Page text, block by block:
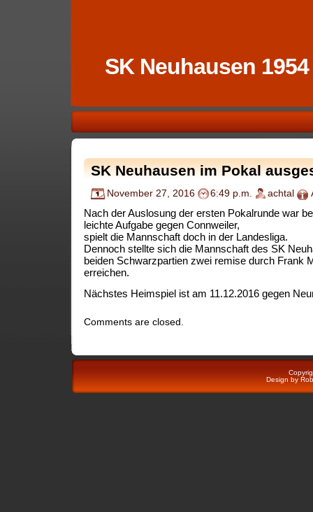
SK Neuhausen 1954
SK Neuhausen im Pokal
November 27, 2016 6:49 p.m. achtal
Nach der Auslosung der ersten Pokalrunde war
leichte Aufgabe gegen Connweiler,
spielt die Mannschaft doch in der Landesliga.
Dennoch stellte sich die Mannschaft des SK
beiden Schwarzpartien zwei remise durch Frank
erreichen.
Nächstes Heimspiel ist am 11.12.2016 gegen
Comments are closed.
Design by